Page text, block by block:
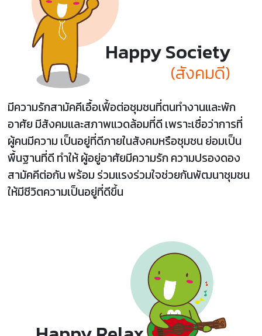
Happy Society
(สังคมดี)
มีความรักสามัคคีเอื้อเฟื้อต่อชุมชนที่ตนทำงานและพัก
อาศัย มีสังคมและสภาพแวดล้อมที่ดี เพราะเชื่อว่าการที่
ผู้คนมีความ เป็นอยู่ที่ดีภายในสังคมหรือชุมชน ย่อมเป็น
พื้นฐานที่ดี ทำให้ ผู้อยู่อาศัยมีความรัก ความปรองดอง
สามัคคีต่อกัน พร้อม ร่วมแรงร่วมใจช่วยกันพัฒนาชุมชน
ให้มีชีวิตความเป็นอยู่ที่ดีขึ้น